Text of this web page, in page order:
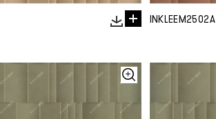
INKLEEM2502A